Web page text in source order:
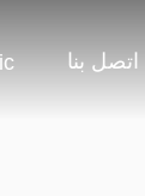
اتصل بنا